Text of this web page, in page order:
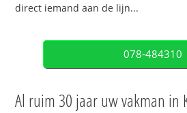
direct iemand aan de lijn...
078-484310
Al ruim 30 jaar uw vakman in